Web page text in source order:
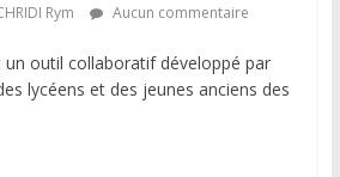
Rym Aucun commentaire
un outil collaboratif développé par
lycéens et des jeunes anciens des